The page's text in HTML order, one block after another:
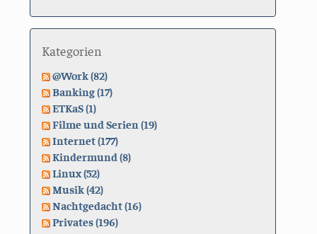
Kategorien
@Work (82)
Banking (17)
ETKaS (1)
Filme und Serien (19)
Internet (177)
Kindermund (8)
Linux (52)
Musik (42)
Nachtgedacht (16)
Privates (196)